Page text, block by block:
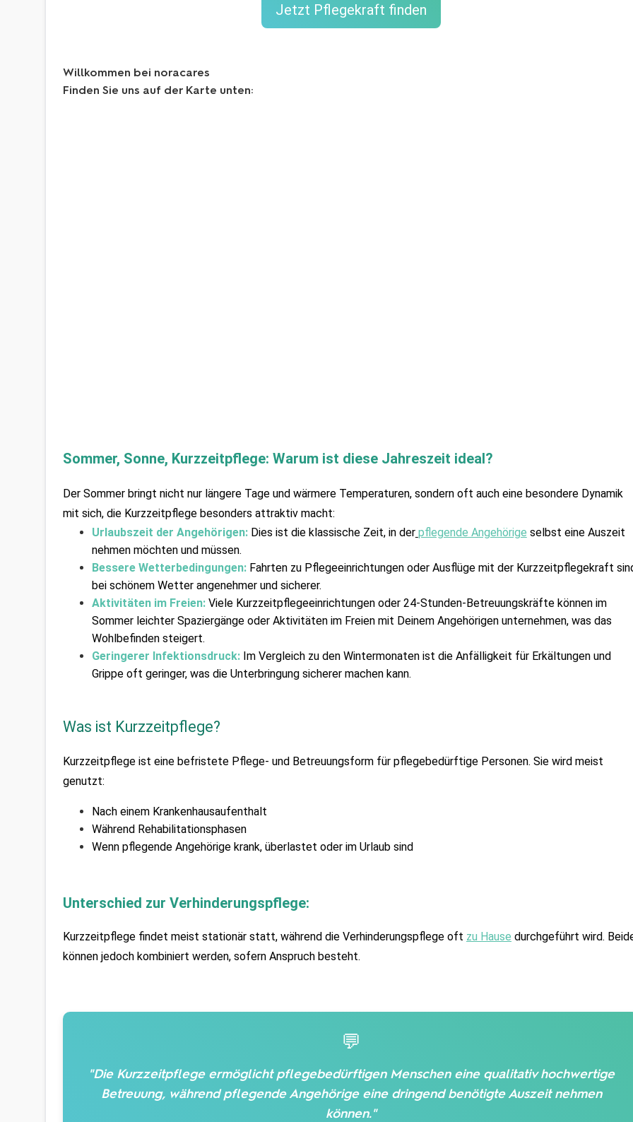
Jetzt Pflegekraft finden
Willkommen bei noracares
Finden Sie uns auf der Karte unten:
Sommer, Sonne, Kurzzeitpflege: Warum ist diese Jahreszeit ideal?
Der Sommer bringt nicht nur längere Tage und wärmere Temperaturen, sondern oft auch eine besondere Dynamik
mit sich, die Kurzzeitpflege besonders attraktiv macht:
Urlaubszeit der Angehörigen: Dies ist die klassische Zeit, in der pflegende Angehörige selbst eine Auszeit
nehmen möchten und müssen.
Bessere Wetterbedingungen: Fahrten zu Pflegeeinrichtungen oder Ausflüge mit der Kurzzeitpflegekraft
bei schönem Wetter angenehmer und sicherer.
Aktivitäten im Freien: Viele Kurzzeitpflegeeinrichtungen oder 24-Stunden-Betreuungskräfte können im
Sommer leichter Spaziergänge oder Aktivitäten im Freien mit Deinem Angehörigen unternehmen, was das
Wohlbefinden steigert.
Geringerer Infektionsdruck: Im Vergleich zu den Wintermonaten ist die Anfälligkeit für Erkältungen und
Grippe oft geringer, was die Unterbringung sicherer machen kann.
Was ist Kurzzeitpflege?
Kurzzeitpflege ist eine befristete Pflege- und Betreuungsform für pflegebedürftige Personen. Sie wird meist
genutzt:
Nach einem Krankenhausaufenthalt
Während Rehabilitationsphasen
Wenn pflegende Angehörige krank, überlastet oder im Urlaub sind
Unterschied zur Verhinderungspflege:
Kurzzeitpflege findet meist stationär statt, während die Verhinderungspflege oft zu Hause durchgeführt wird.
können jedoch kombiniert werden, sofern Anspruch besteht.
💬
"Die Kurzzeitpflege ermöglicht pflegebedürftigen Menschen eine qualitativ hochwertige
Betreuung, während pflegende Angehörige eine dringend benötigte Auszeit nehmen
können."